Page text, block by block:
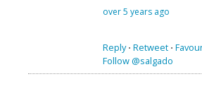
over 5 years ago
Reply⋅ Retweet ⋅
Follow @salgado